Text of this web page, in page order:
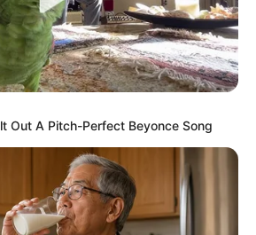
Out A Pitch-Perfect Beyonce Song